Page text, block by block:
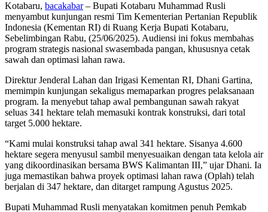
Kotabaru, bacakabar– Bupati Kotabaru Muhammad Rusli
menyambut kunjungan resmi Tim Kementerian Pertanian Republik
Indonesia (Kementan RI) di Ruang Kerja Bupati Kotabaru,
Sebelimbingan Rabu, (25/06/2025). Audiensi ini fokus membahas
program strategis nasional swasembada pangan, khususnya cetak
sawah dan optimasi lahan rawa.
Direktur Jenderal Lahan dan Irigasi Kementan RI, Dhani Gartina,
memimpin kunjungan sekaligus memaparkan progres pelaksanaan
program. Ia menyebut tahap awal pembangunan sawah rakyat
seluas 341 hektare telah memasuki kontrak konstruksi, dari total
target 5.000 hektare.
“Kami mulai konstruksi tahap awal 341 hektare. Sisanya 4.600
hektare segera menyusul sambil menyesuaikan dengan tata kelola air
yang dikoordinasikan bersama BWS Kalimantan III,” ujar Dhani. Ia
juga memastikan bahwa proyek optimasi lahan rawa (Oplah) telah
berjalan di 347 hektare, dan ditarget rampung Agustus 2025.
Bupati Muhammad Rusli menyatakan komitmen penuh Pemkab